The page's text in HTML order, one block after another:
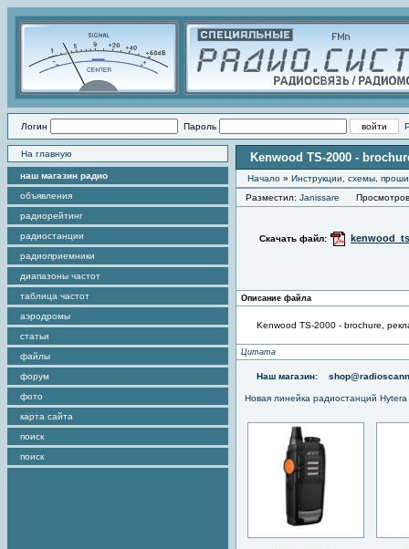
Логин Пароль
На главную
наш магазин радио
объявления
радиорейтинг
радиостанции
радиоприемники
диапазоны частот
таблица частот
аэродромы
статьи
файлы
форум
фото
карта сайта
поиск
поиск
Kenwood TS-2000 -
Начало » Инструкции, схемы,
Разместил: Janissare Просмотров
Скачать файл:
Описание файла
Kenwood TS-2000 - brochure,
Цитата
Наш магазин:
Новая линейка радиостанций